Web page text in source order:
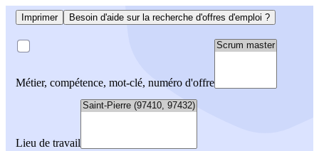
Imprimer Besoin d'aide sur la recherche d'offres d'emploi ?
Métier, compétence, mot-clé, numéro d'offre
Lieu de travail